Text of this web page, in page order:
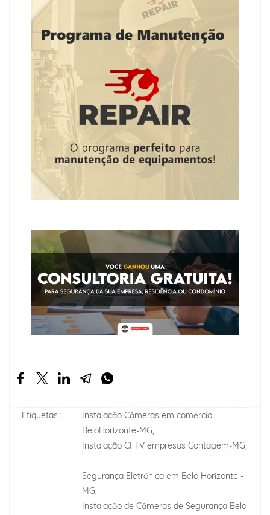
Etiquetas :
Instalação Câmeras em comércio
BeloHorizonte-MG,
Instalação CFTV empresas Contagem-MG,
Segurança Eletrônica em Belo Horizonte -
MG,
Instalação de Câmeras de Segurança Belo